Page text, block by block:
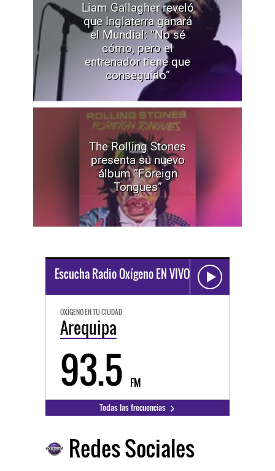
Liam Gallagher reveló
que Inglaterra ganará
el Mundial: “No sé
cómo, pero el
entrenador tiene que
conseguirlo”
The Rolling Stones
presenta su nuevo
álbum “Foreign
Tongues”
Escucha Radio Oxígeno EN VIVO
OXÍGENO EN TU CIUDAD
Arequipa
93.5 FM
Todas las frecuencias
Redes Sociales